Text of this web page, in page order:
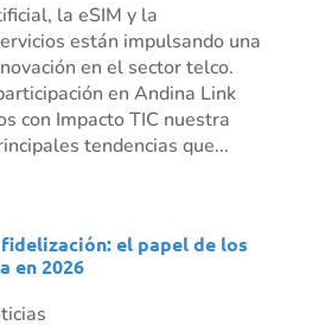
la eSIM y la
están impulsando una
en el sector telco.
en Andina Link
con Impacto TIC nuestra
tendencias que...
el papel de los
en 2026